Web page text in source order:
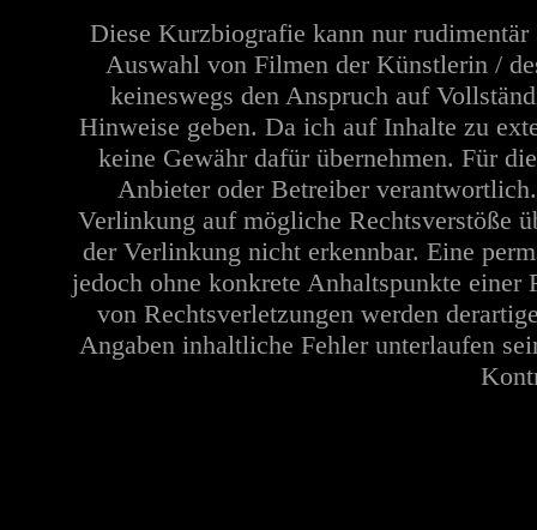
Diese Kurzbiografie kann nur
Auswahl von Filmen der Künstlerin /
keineswegs den Anspruch auf
Hinweise geben. Da ich auf Inhalte zu
keine Gewähr dafür übernehmen. Für
Anbieter oder Betreiber
Verlinkung auf mögliche Rechtsverstöße
der Verlinkung nicht erkennbar. Eine
jedoch ohne konkrete Anhaltspunkte
von Rechtsverletzungen werden
Angaben inhaltliche Fehler unterlaufen